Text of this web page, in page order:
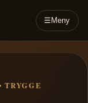
☰ Meny
TRYGGE